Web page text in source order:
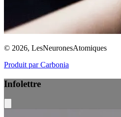
© 2026, LesNeuronesAtomiques
Produit par Carbonia
Infolettre